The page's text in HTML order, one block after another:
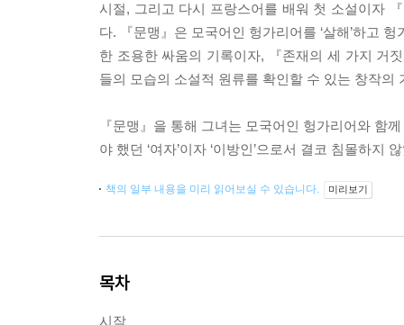
시절, 그리고 다시 프랑스어를 배워 첫 소설이자
다. 『문맹』은 모국어인 헝가리어를 ‘살해’하고
한 조용한 싸움의 기록이자, 『존재의 세 가지 거
들의 모습의 소설적 원류를 확인할 수 있는 창작의
『문맹』을 통해 그녀는 모국어인 헝가리어와 함
야 했던 ‘여자’이자 ‘이방인’으로서 결코 침몰하
책의 일부 내용을 미리 읽어보실 수 있습니다. 미리보기
목차
시작